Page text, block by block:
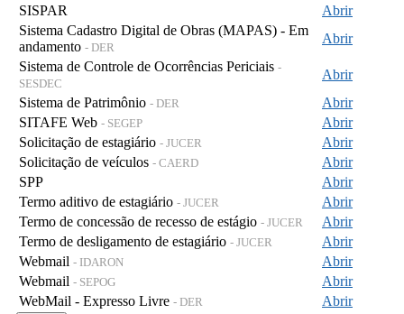
SISPAR
Abrir
Sistema Cadastro Digital de Obras (MAPAS) - Em
andamento - DER
Abrir
Sistema de Controle de Ocorrências Periciais -
SESDEC
Abrir
Sistema de Patrimônio - DER
Abrir
SITAFE Web - SEGEP
Abrir
Solicitação de estagiário - JUCER
Abrir
Solicitação de veículos - CAERD
Abrir
SPP
Abrir
Termo aditivo de estagiário - JUCER
Abrir
Termo de concessão de recesso de estágio - JUCER
Abrir
Termo de desligamento de estagiário - JUCER
Abrir
Webmail - IDARON
Abrir
Webmail - SEPOG
Abrir
WebMail - Expresso Livre - DER Abrir